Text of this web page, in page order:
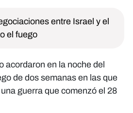
entre Israel y el
el fuego
acordaron en la noche del
de dos semanas en las que
guerra que comenzó el 28